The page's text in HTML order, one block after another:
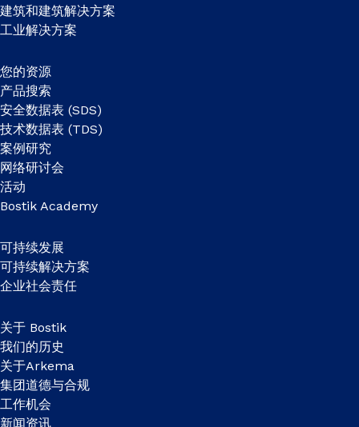
建筑和建筑解决方案
工业解决方案
您的资源
产品搜索
安全数据表 (SDS)
技术数据表 (TDS)
案例研究
网络研讨会
活动
Bostik Academy
可持续发展
可持续解决方案
企业社会责任
关于 Bostik
我们的历史
关于Arkema
集团道德与合规
工作机会
新闻资讯